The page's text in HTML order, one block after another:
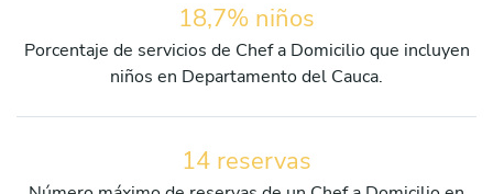
18,7% niños
Porcentaje de servicios de Chef a Domicilio que incluyen
niños en Departamento del Cauca.
14 reservas